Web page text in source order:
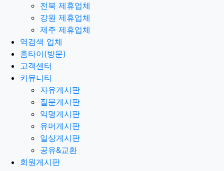
전북 제휴업체
강원 제휴업체
제주 제휴업체
역검색 업체
홈타이(방문)
고객센터
커뮤니티
자유게시판
질문게시판
익명게시판
유머게시판
일상게시판
공유&교환
회원게시판